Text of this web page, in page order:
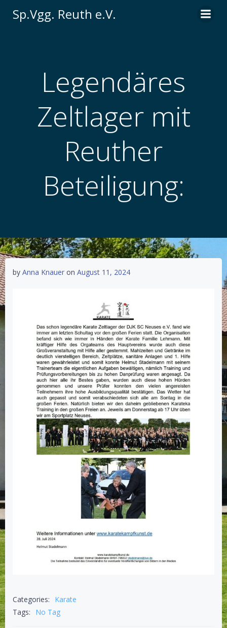
Inhalt
Sp.Vgg. Reuth e.V.
Legendäres
Zeltlager mit
Reuther
Beteiligung:
by Anna Knauer on August 11, 2024
Categories:
Karate
Tags:
No Tag